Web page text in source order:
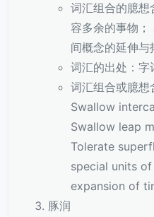
词汇组合的臆
容多余的事物
间概念的延伸与
词汇的出处：字
词汇组合或臆想
Swallow
Swallow leap
Tolerate
special units
expansion of
豚润